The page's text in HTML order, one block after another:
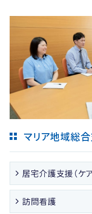
マリア地域総
居宅介護支援（ケ
訪問看護